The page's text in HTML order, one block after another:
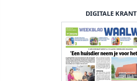
DIGITALE KRANT